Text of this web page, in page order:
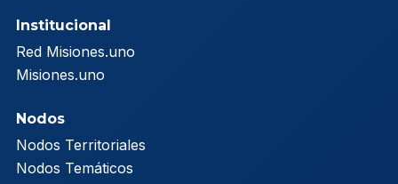
Institucional
Red Misiones.uno
Misiones.uno
Nodos
Nodos Territoriales
Nodos Temáticos